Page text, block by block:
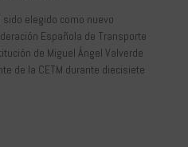
elegido como nuevo
Española de Transporte
de Miguel Ángel Valverde
de la CETM durante diecisiete